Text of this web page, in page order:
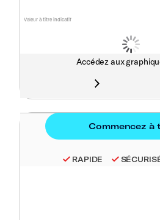
Valeur à titre indicatif
Accédez aux
RAPIDE